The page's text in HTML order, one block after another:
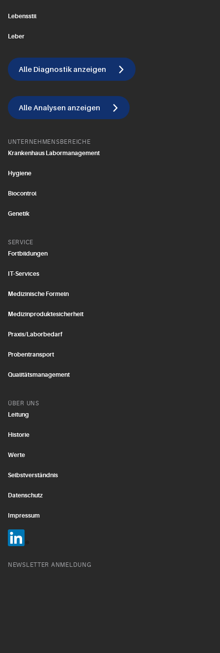
Lebensstil
Leber
Alle Diagnostik anzeigen
Alle Analysen anzeigen
UNTERNEHMENSBEREICHE
Krankenhaus Labormanagement
Hygiene
Biocontrol
Genetik
SERVICE
Fortbildungen
IT-Services
Medizinische Formeln
Medizinproduktesicherheit
Praxis/Laborbedarf
Probentransport
Qualitätsmanagement
ÜBER UNS
Leitung
Historie
Werte
Selbstverständnis
Datenschutz
Impressum
NEWSLETTER ANMELDUNG